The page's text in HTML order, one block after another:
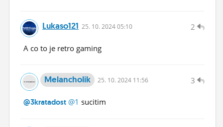
2
Lukaso121 25. 10. 2024 05:10
A co to je retro gaming
3
Melancholik 25. 10. 2024 11:56
@3kratadost @1 sucitim